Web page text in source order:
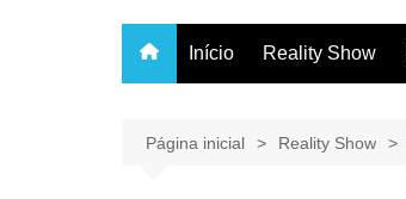
Início Reality Show
Página inicial Reality Show